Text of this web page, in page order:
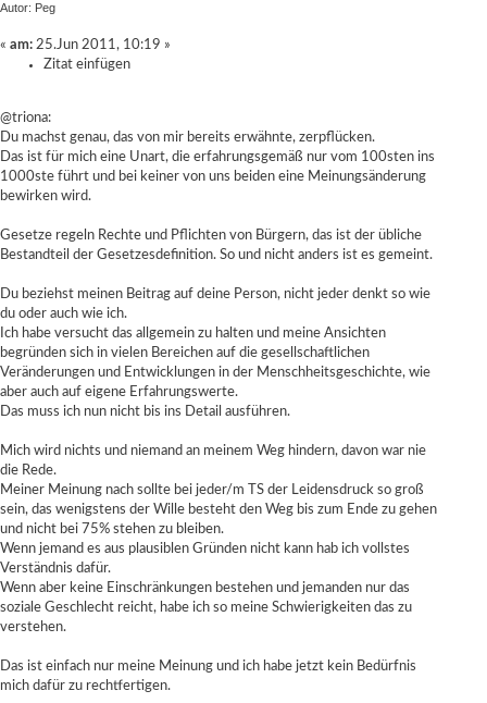
Autor: Peg
« am: 25.Jun 2011, 10:19 »
Zitat einfügen
@triona:
Du machst genau, das von mir bereits erwähnte, zerpflücken.
Das ist für mich eine Unart, die erfahrungsgemäß nur vom 100sten ins
1000ste führt und bei keiner von uns beiden eine Meinungsänderung
bewirken wird.
Gesetze regeln Rechte und Pflichten von Bürgern, das ist der übliche
Bestandteil der Gesetzesdefinition. So und nicht anders ist es gemeint.
Du beziehst meinen Beitrag auf deine Person, nicht jeder denkt so wie
du oder auch wie ich.
Ich habe versucht das allgemein zu halten und meine Ansichten
begründen sich in vielen Bereichen auf die gesellschaftlichen
Veränderungen und Entwicklungen in der Menschheitsgeschichte, wie
aber auch auf eigene Erfahrungswerte.
Das muss ich nun nicht bis ins Detail ausführen.
Mich wird nichts und niemand an meinem Weg hindern, davon war nie
die Rede.
Meiner Meinung nach sollte bei jeder/m TS der Leidensdruck so groß
sein, das wenigstens der Wille besteht den Weg bis zum Ende zu gehen
und nicht bei 75% stehen zu bleiben.
Wenn jemand es aus plausiblen Gründen nicht kann hab ich vollstes
Verständnis dafür.
Wenn aber keine Einschränkungen bestehen und jemanden nur das
soziale Geschlecht reicht, habe ich so meine Schwierigkeiten das zu
verstehen.
Das ist einfach nur meine Meinung und ich habe jetzt kein Bedürfnis
mich dafür zu rechtfertigen.